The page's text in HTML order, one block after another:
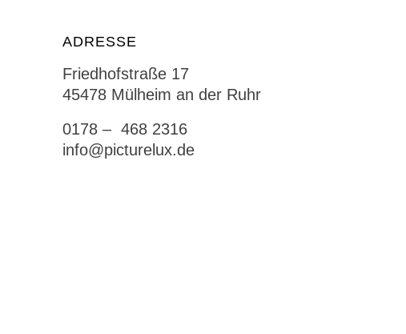
ADRESSE
Friedhofstraße 17
45478 Mülheim an der Ruhr
0178 – 468 2316
info@picturelux.de